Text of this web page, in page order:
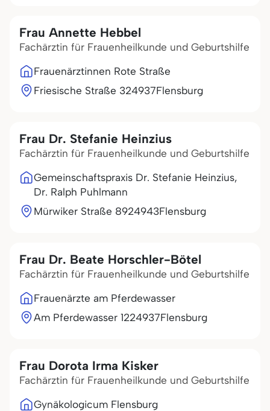
Frau Annette Hebbel
Fachärztin für Frauenheilkunde und Geburtshilfe
Frauenärztinnen Rote Straße
Friesische Straße 324937Flensburg
Frau Dr. Stefanie Heinzius
Fachärztin für Frauenheilkunde und Geburtshilfe
Gemeinschaftspraxis Dr. Stefanie Heinzius,
Dr. Ralph Puhlmann
Mürwiker Straße 8924943Flensburg
Frau Dr. Beate Horschler-Bötel
Fachärztin für Frauenheilkunde und Geburtshilfe
Frauenärzte am Pferdewasser
Am Pferdewasser 1224937Flensburg
Frau Dorota Irma Kisker
Fachärztin für Frauenheilkunde und Geburtshilfe
Gynäkologicum Flensburg